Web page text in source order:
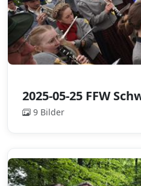
2025-05-25 FFW
9 Bilder